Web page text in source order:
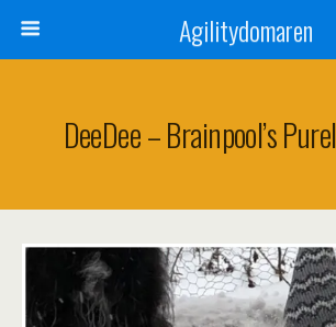
Agilitydomaren
DeeDee – Brainpool’s